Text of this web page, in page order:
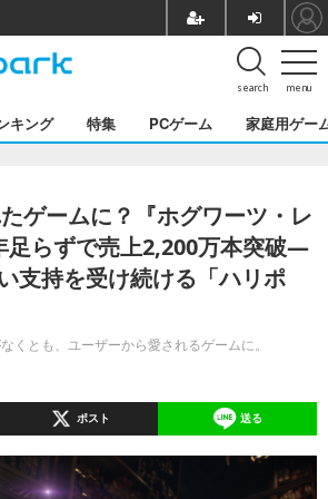
menu
search
キング 特集 PCゲーム 家庭用ゲー
ゲームに？『ホグワーツ・レ
足らずで売上2,200万本突破―
支持を受け続ける「ハリポ
くとも、ユーザーから愛されるゲームに。
ポスト 送る